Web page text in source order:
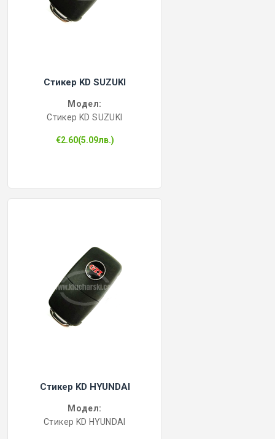
Стикер KD SUZUKI
Модел:
Стикер KD SUZUKI
€2.60(5.09лв.)
Стикер KD HYUNDAI
Модел:
Стикер KD HYUNDAI